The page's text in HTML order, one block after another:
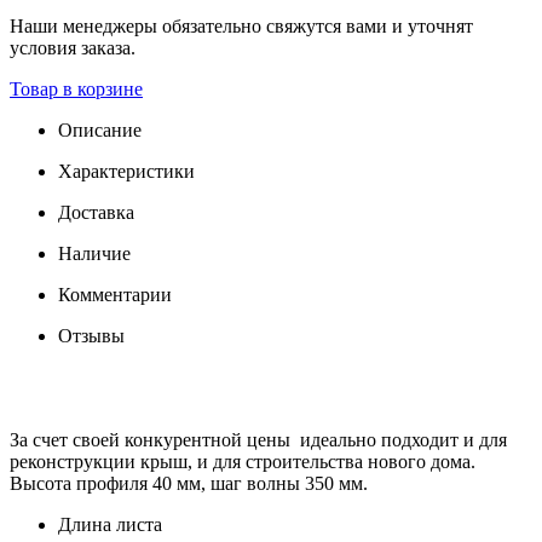
Наши менеджеры обязательно свяжутся вами и уточнят
условия заказа.
Товар в корзине
Описание
Характеристики
Доставка
Наличие
Комментарии
Отзывы
За счет своей конкурентной цены идеально подходит и для
реконструкции крыш, и для строительства нового дома.
Высота профиля 40 мм, шаг волны 350 мм.
Длина листа